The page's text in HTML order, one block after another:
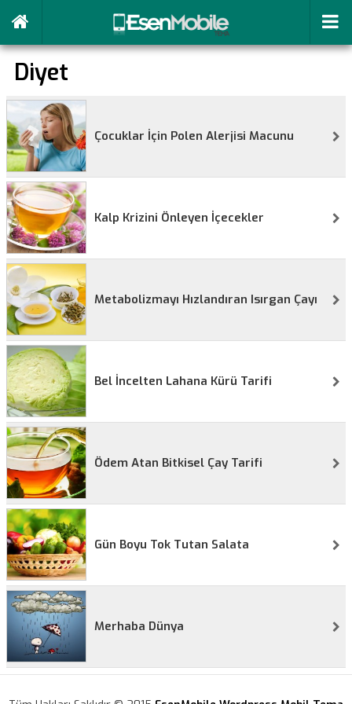
Diyet
Çocuklar İçin Polen Alerjisi Macunu
Kalp Krizini Önleyen İçecekler
Metabolizmayı Hızlandıran Isırgan Çayı
Bel İncelten Lahana Kürü Tarifi
Ödem Atan Bitkisel Çay Tarifi
Gün Boyu Tok Tutan Salata
Merhaba Dünya